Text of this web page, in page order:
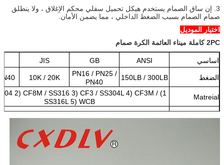
3. إن ساق الصمام يستخدم هيكل تحميل سفلي محكم الإغلاق ، ولا ينطلق
صمام الصمام بسبب الضغط الداخلي ، مما يضمن الأمان.
اختيار الموديل
2PC كاملة ميناء العائمة الكرة صمام
اساسي ANSI
GB
JIS
الضغط 150LB / 300LB
PN16 / PN25 /
PN40
10K / 20K
Matreial
2) CF8M / SS316 3) CF3 / SS304L 4) CF3M /
SS316L 5) WCB